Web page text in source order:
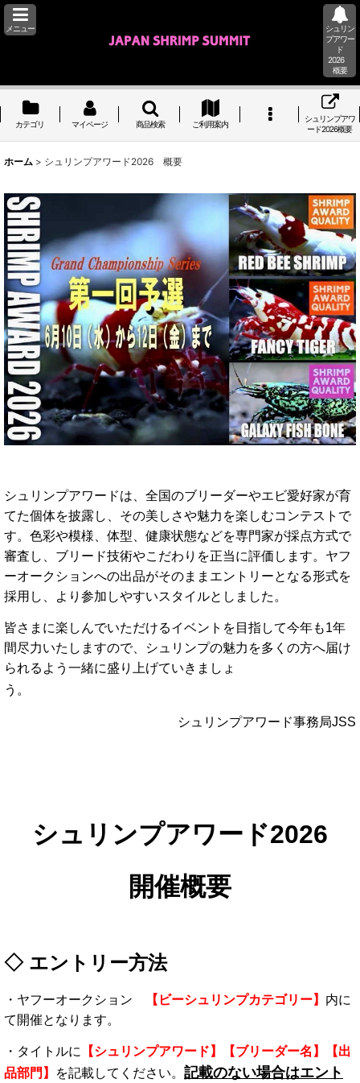
メニュー
シュリン
プアワー
ド
2026
概要
カテゴリ マイページ 商品検索 ご利用案内
シュリンプアワ
ード2026概要
ホーム > シュリンプアワード2026 概要
シ ュ リンプアワードは、 全国のブリーダーやエビ愛好家が育
てた個体を披露 し、 その美 し さや魅力 を楽しむコンテスト で
す。 色彩や模様、 体型、 健康状態などを専門家が採点方式で
審査 し、 ブリ ード技術やこだわり を正当に評価 し ます。 ヤフ
ーオークションへの出品がそのまま エントリーと なる形式を
採用し、
より 参加 しやすいスタイルと しま した。
皆さま に楽 し んでいただけるイベント を 目指して今年も1年
間尽力いたしますので、シュリンプの魅力を多くの方へ届け
られるよう一緒に盛り上げていきましょ
う。
シュリンプアワード事務局JSS
シュリンプアワード2026
開催概要
◇ エントリー方法
・ヤフーオークション 【ビーシュリンプカテゴリー】 内に
て開催となります。
・タイトルに
【シュリンプアワード】【ブリーダー名】【出
品部門】
を記載してください。 記載のない場合はエント